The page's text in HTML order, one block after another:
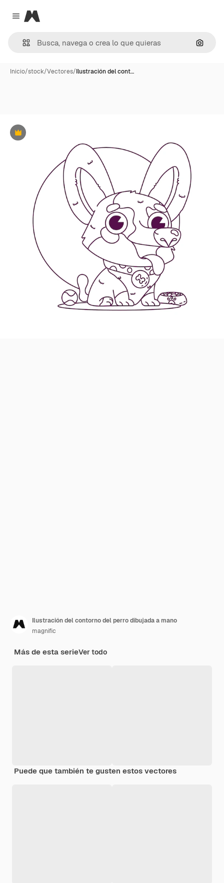
Close menu
Magnific
Inicio/stock/Vectores/Ilustración del cont…
Premium
Ilustración del contorno del perro dibujada a mano
magnific
Más de esta serieVer todo
Puede que también te gusten estos vectores